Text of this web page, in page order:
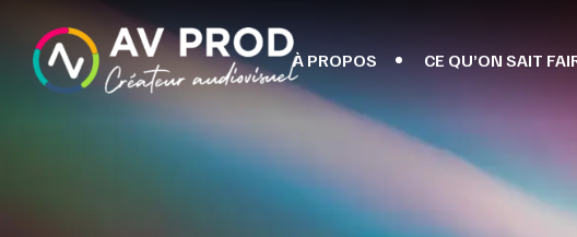
À PROPOS CE QU’ON SAIT